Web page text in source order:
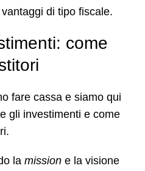
di tipo fiscale.
come
fare cassa e siamo qui
gli investimenti e come
la mission e la visione